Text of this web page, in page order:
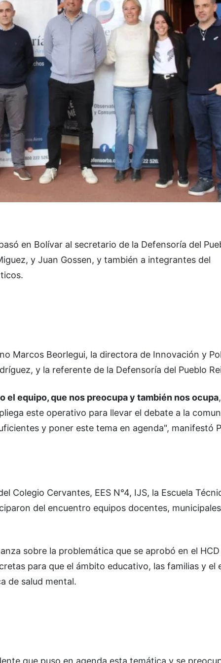
en Bolívar al secretario de la Defensoría del
y Juan Gossen, y también a integrantes del
Marcos Beorlegui, la directora de Innovación y
y la referente de la Defensoría del Pueblo
el equipo, que nos preocupa y también nos ocupa
este operativo para llevar el debate a la
y poner este tema en agenda", manifestó
Colegio Cervantes, EES N°4, IJS, la Escuela
del encuentro equipos docentes,
sobre la problemática que se aprobó en el
para que el ámbito educativo, las familias y el
de salud mental.
que puso en agenda esta temática y se